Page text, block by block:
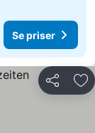
Se priser
Del